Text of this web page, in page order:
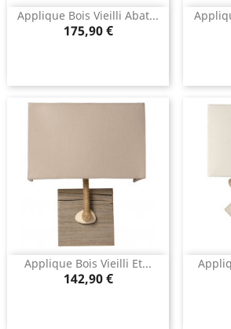
Applique Bois Vieilli Abat...
Prix
175,90 €
Applique Bois Vieilli Et...
Prix
142,90 €